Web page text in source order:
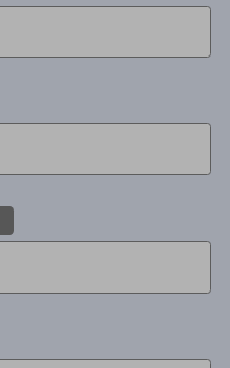
不貞・不倫慰謝料請求
内縁の夫婦
養育費
慰謝料
DV
離婚の相談先
離婚したくない